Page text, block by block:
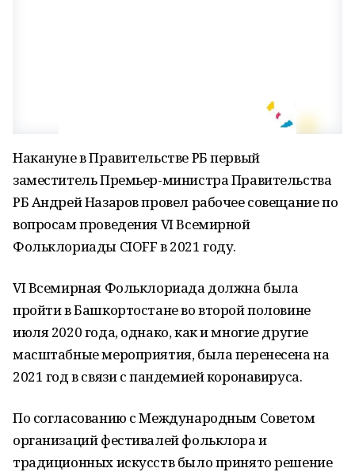
Накануне в Правительстве РБ первый
заместитель Премьер-министра Правительства
РБ Андрей Назаров провел рабочее совещание по
вопросам проведения VI Всемирной
Фольклориады CIOFF в 2021 году.
VI Всемирная Фольклориада должна была
пройти в Башкортостане во второй половине
июля 2020 года, однако, как и многие другие
масштабные мероприятия, была перенесена на
2021 год в связи с пандемией коронавируса.
По согласованию с Международным Советом
организаций фестивалей фольклора и
традиционных искусств было принято решение